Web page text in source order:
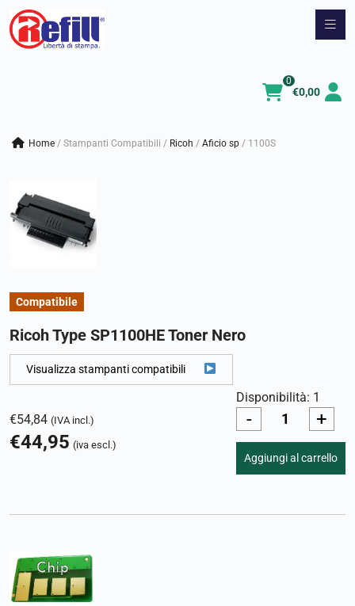
Vai
€0,00
0
Home / Stampanti Compatibili / ricoh / aficio sp / 1100S
Compatibile
Ricoh Type SP1100HE Toner Nero
Visualizza stampanti compatibili
€54,84 (IVA incl.)
€44,95 (iva escl.)
Disponibilità: 1
- +
Aggiungi al carrello